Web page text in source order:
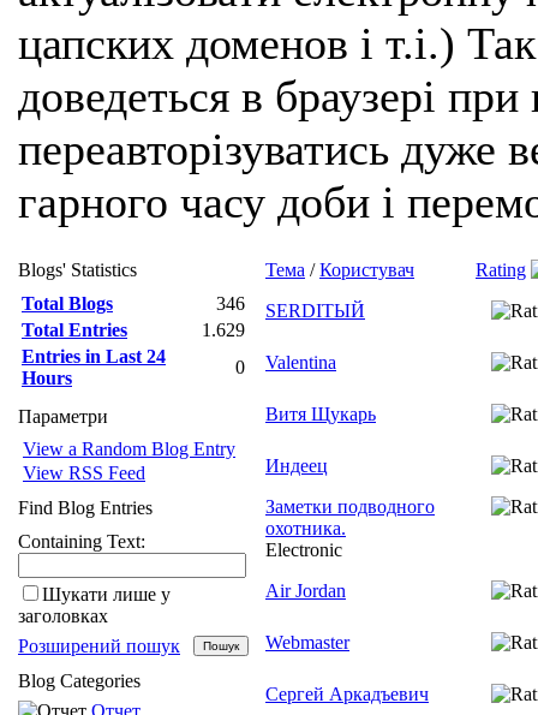
цапских доменов і т.і.)
доведеться в браузері
переавторізуватись
гарного часу доби і
Rating
Тема /Користувач
SERDIТЫЙ
Valentina
Витя Щукарь
Индеец
Заметки подводного
охотника.
Electronic
Air Jordan
Webmaster
Сергей Аркадъевич
Blogs' Statistics
Total Blogs
346
Total Entries
1.629
Entries in Last 24
Hours
0
Параметри
View a Random Blog Entry
View RSS Feed
Find Blog Entries
Containing Text:
Шукати лише у
заголовках
Розширений пошук
Blog Categories
Отчет